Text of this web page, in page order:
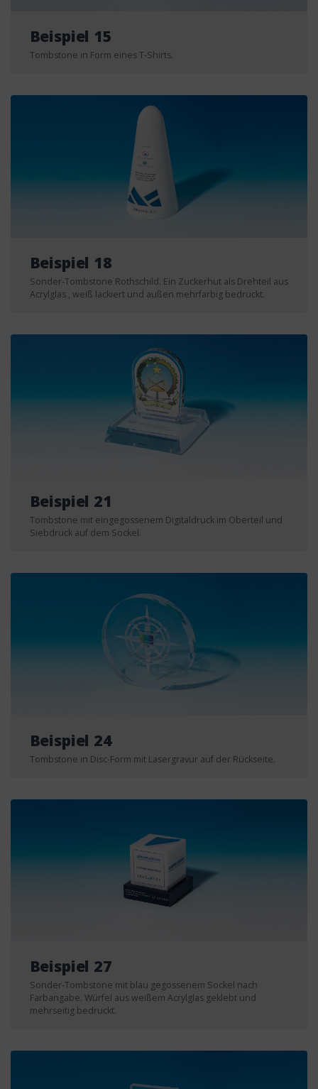
Beispiel 15
Tombstone in Form eines T-Shirts.
Beispiel 18
Sonder-Tombstone Rothschild. Ein Zuckerhut als Drehteil aus
Acrylglas , weiß lackiert und außen mehrfarbig bedruckt.
Beispiel 21
Tombstone mit eingegossenem Digitaldruck im Oberteil und
Siebdruck auf dem Sockel.
Beispiel 24
Tombstone in Disc-Form mit Lasergravur auf der Rückseite.
Beispiel 27
Sonder-Tombstone mit blau gegossenem Sockel nach
Farbangabe. Würfel aus weißem Acrylglas geklebt und
mehrseitig bedruckt.